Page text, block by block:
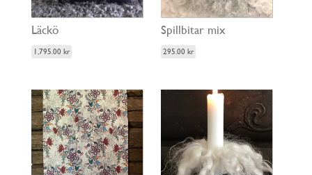
Läckö
1,795.00 kr
Spillbitar mix
295.00kr